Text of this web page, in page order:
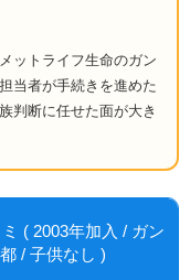
ットライフ生命のガン
当者が手続きを進めた
判断に任せた面が大き
( 2003年加入 / ガン
/ 子供なし )